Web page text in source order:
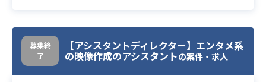
・Webサービスのインフラの構築・
・システム開発ディレクション
・カスタマー向けWebサービス開発
募集終
了
【アシスタントディレクター】エンタメ系
の映像作成のアシスタントの案件・求人